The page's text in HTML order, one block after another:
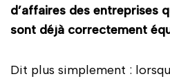
d’affaires des entreprises
sont déjà correctement
Dit plus simplement :